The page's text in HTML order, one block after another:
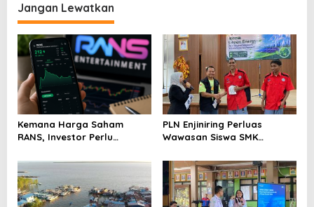
Jangan Lewatkan
Kemana Harga Saham
RANS, Investor Perlu
Menghindari Spekulasi
Berlebihan
PLN Enjiniring Perluas
Wawasan Siswa SMK
Perubahan Iklim